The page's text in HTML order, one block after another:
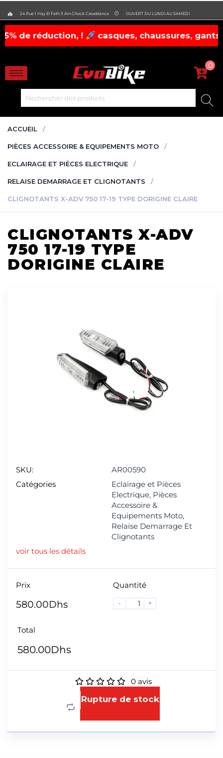
24 Rue 1 Hay El Fath 3 Ain Chock Casablanca OUVERT DU LUNDI AU SAMEDI
! casques, chaussures, gants à prix
0
ACCUEIL
PIÈCES ACCESSOIRE & EQUIPEMENTS MOTO
ECLAIRAGE ET PIÈCES ELECTRIQUE
RELAISE DEMARRAGE ET CLIGNOTANTS
CLIGNOTANTS X-ADV 750 17-19 TYPE DORIGINE CLAIRE
CLIGNOTANTS X-ADV
750 17-19 TYPE
DORIGINE CLAIRE
SKU:
AR00590
Catégories
Eclairage et Pièces
Electrique, Pièces
Accessoire &
Equipements Moto,
Relaise Demarrage Et
Clignotants
voir tous les détails
Prix
580.00Dhs
Quantité
-
+
Total
580.00Dhs
0avis
Rupture de stock